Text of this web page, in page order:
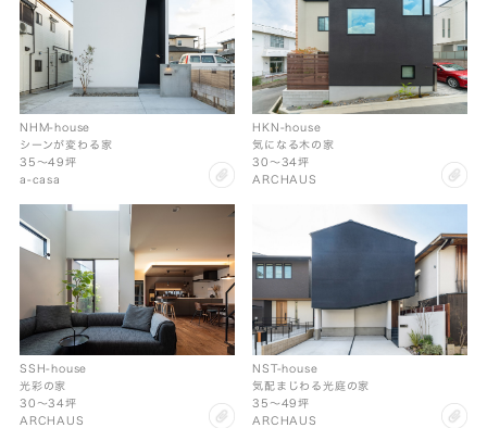
clip
NHM-house
シーンが変わる家
35〜49坪
a-casa
HKN-house
気になる木の家
30〜34坪
ARCHAUS
clip
SSH-house
光彩の家
30〜34坪
ARCHAUS
NST-house
気配まじわる光庭の家
35〜49坪
ARCHAUS